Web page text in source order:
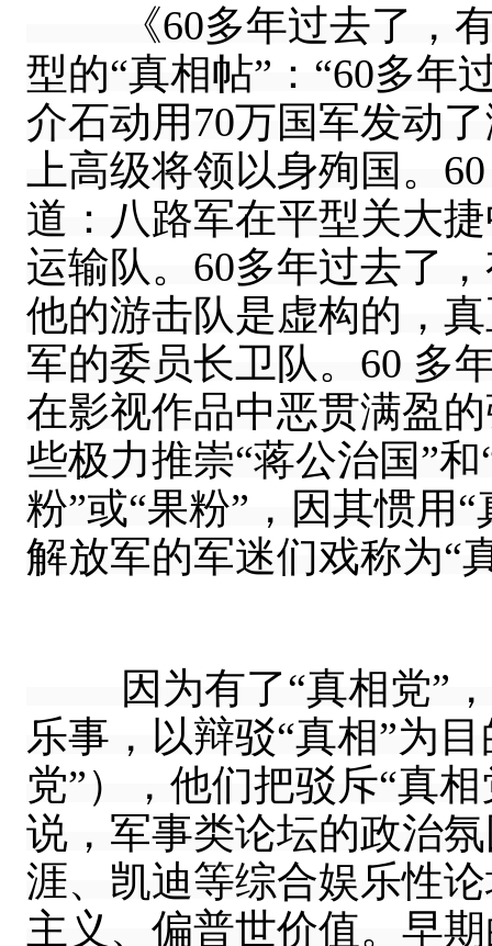
《60多年过去了，有
型的“真相帖”：“60多年
介石动用70万国军发动
上高级将领以身殉国。
道：八路军在平型关大
运输队。60多年过去了
他的游击队是虚构的，
军的委员长卫队。60 多
在影视作品中恶贯满盈
些极力推崇“蒋公治国”
粉”或“果粉”，因其惯用
解放军的军迷们戏称为“
因为有了“真相党”，
乐事，以辩驳“真相”为
党”），他们把驳斥“真
说，军事类论坛的政治
涯、凯迪等综合娱乐性
主义、偏普世价值。早